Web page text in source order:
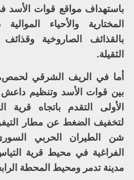
باستهداف مواقع قوات الأسد
المختارية والأحياء
بالقذائف الصاروخية
الثقيلة.
أما في الريف الشرقي لحمص،
بين قوات الأسد وتنظيم داعش
الأولى التقدم باتجاه قرية
لتخفيف الضغط عن مطار
شن الطيران الحربي
الفراغية في محيط قرية
مدينة تدمر ومحيط المحطة